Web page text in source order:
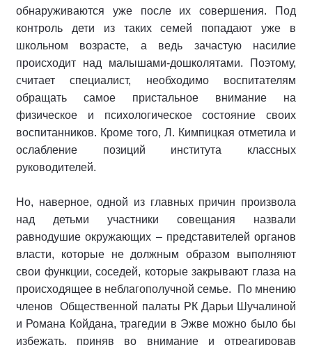
обнаруживаются уже после их совершения. Под
контроль дети из таких семей попадают уже в
школьном возрасте, а ведь зачастую насилие
происходит над малышами-дошколятами. Поэтому,
считает специалист, необходимо воспитателям
обращать самое пристальное внимание на
физическое и психологическое состояние своих
воспитанников. Кроме того, Л. Кимпицкая отметила и
ослабление позиций института классных
руководителей.
Но, наверное, одной из главных причин произвола
над детьми участники совещания назвали
равнодушие окружающих – представителей органов
власти, которые не должным образом выполняют
свои функции, соседей, которые закрывают глаза на
происходящее в неблагополучной семье. По мнению
членов Общественной палаты РК Дарьи Шучалиной
и Романа Койдана, трагедии в Эжве можно было бы
избежать, приняв во внимание и отреагировав